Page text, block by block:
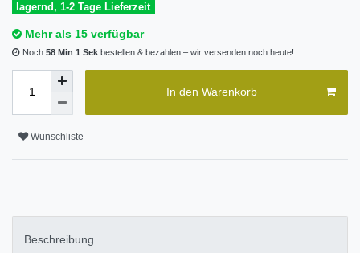
lagernd, 1-2 Tage Lieferzeit
Mehr als 15 verfügbar
Noch 58 Min 0 Sek bestellen & bezahlen – wir versenden noch heute!
In den Warenkorb
Wunschliste
Beschreibung